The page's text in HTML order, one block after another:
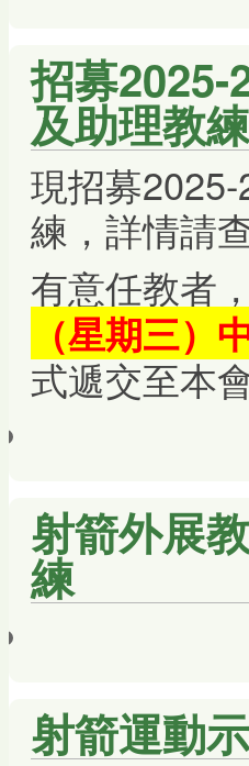
招募2025-
及助理教
現招募
練，詳情請
有意任教者
（星期三）
式遞交至本會
射箭外展
練
射箭運動